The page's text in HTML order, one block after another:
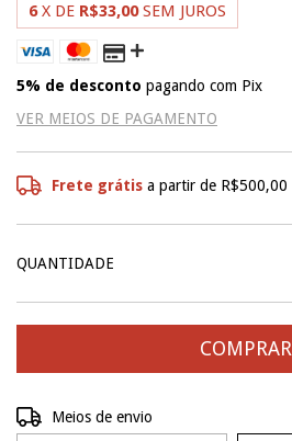
6 X DE R$33,00 SEM JUROS
5% de desconto pagando com Pix
VER MEIOS DE PAGAMENTO
Frete grátis a partir de R$500,00
QUANTIDADE
Entregas para o CEP:
Meios de envio